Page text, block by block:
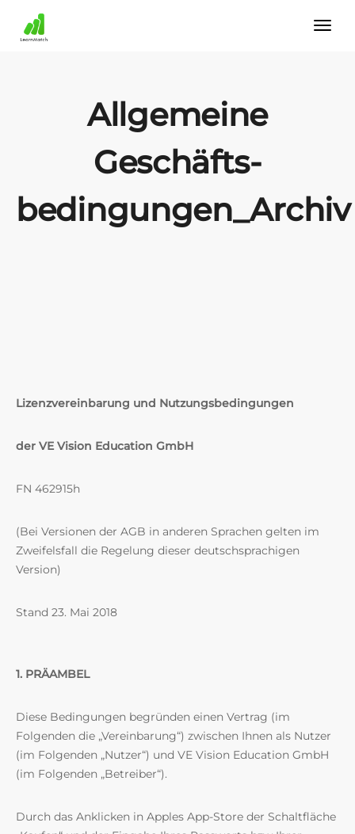
Allgemeine
Geschäfts­
bedingungen_Archiv
Lizenzvereinbarung und Nutzungsbedingungen
der VE Vision Education GmbH
FN 462915h
(Bei Versionen der AGB in anderen Sprachen gelten im
Zweifelsfall die Regelung dieser deutschsprachigen
Version)
Stand 23. Mai 2018
1. PRÄAMBEL
Diese Bedingungen begründen einen Vertrag (im
Folgenden die „Vereinbarung“) zwischen Ihnen als Nutzer
(im Folgenden „Nutzer“) und VE Vision Education GmbH
(im Folgenden „Betreiber“).
Durch das Anklicken in Apples App-Store der Schaltfläche